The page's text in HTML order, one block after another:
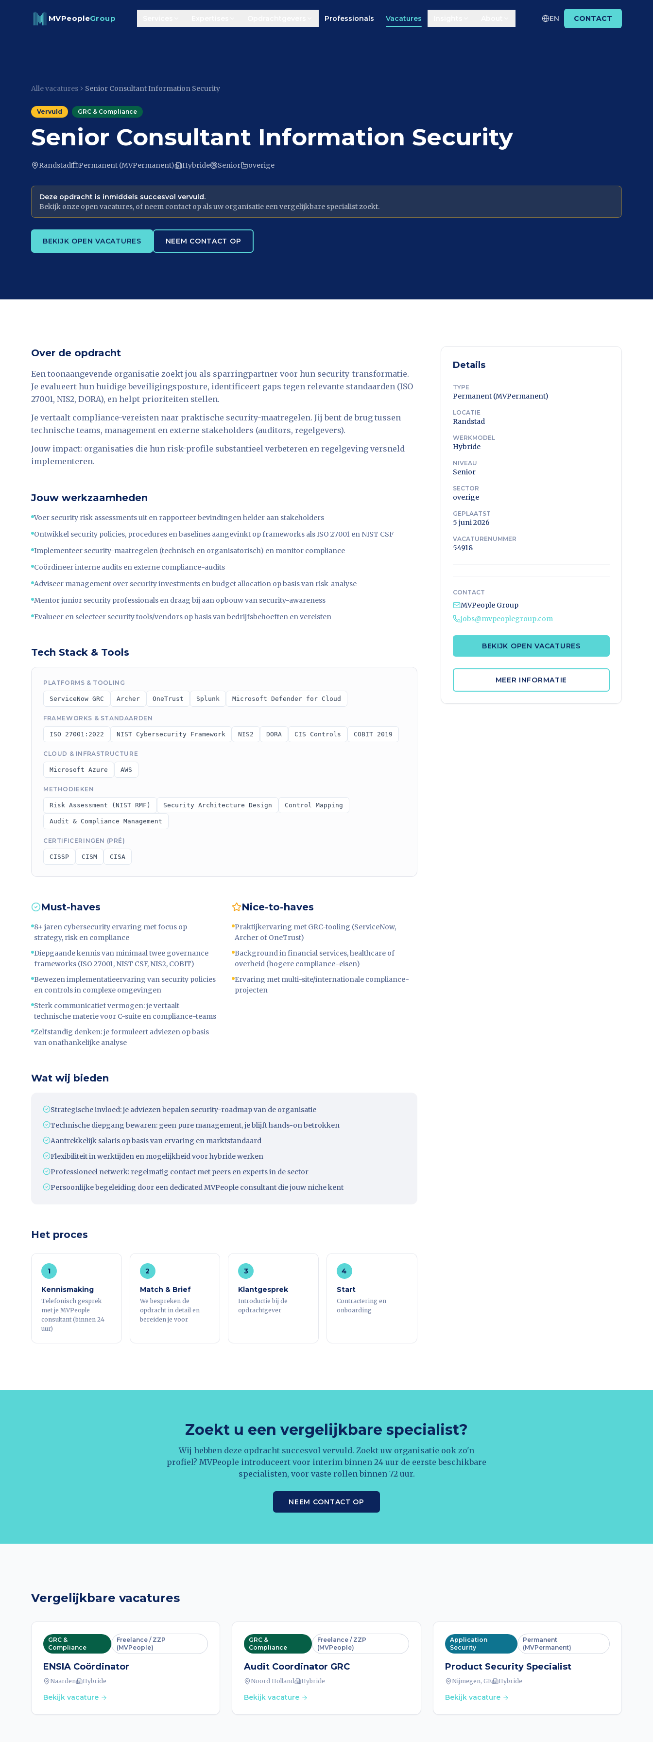
MVPeopleGroup Professionals Vacatures EN CONTACT
Alle vacatures Senior Consultant Information Security
Vervuld GRC & Compliance
Senior Consultant Information Security
Randstad Permanent (MVPermanent) Hybride Senior overige
Deze opdracht is inmiddels succesvol vervuld.
Bekijk onze open vacatures, of neem contact op als uw organisatie een vergelijkbare specialist zoekt.
BEKIJK OPEN VACATURES NEEM CONTACT OP
Over de opdracht
Een toonaangevende organisatie zoekt jou als sparringpartner voor hun security-transformatie.
Je evalueert hun huidige beveiligingsposture, identificeert gaps tegen relevante standaarden (ISO
27001, NIS2, DORA), en helpt prioriteiten stellen.
Je vertaalt compliance-vereisten naar praktische security-maatregelen. Jij bent de brug tussen
technische teams, management en externe stakeholders (auditors, regelgevers).
Jouw impact: organisaties die hun risk-profile substantieel verbeteren en regelgeving versneld
implementeren.
Jouw werkzaamheden
Voer security risk assessments uit en rapporteer bevindingen helder aan stakeholders
Ontwikkel security policies, procedures en baselines aangevinkt op frameworks als ISO 27001 en NIST CSF
Implementeer security-maatregelen (technisch en organisatorisch) en monitor compliance
Coördineer interne audits en externe compliance-audits
Adviseer management over security investments en budget allocation op basis van risk-analyse
Mentor junior security professionals en draag bij aan opbouw van security-awareness
Evalueer en selecteer security tools/vendors op basis van bedrijfsbehoeften en vereisten
Tech Stack & Tools
PLATFORMS & TOOLING
ServiceNow GRC Archer OneTrust Splunk Microsoft Defender for Cloud
FRAMEWORKS & STANDAARDEN
ISO 27001:2022 NIST Cybersecurity Framework NIS2 DORA CIS Controls COBIT 2019
CLOUD & INFRASTRUCTURE
Microsoft Azure AWS
METHODIEKEN
Risk Assessment (NIST RMF) Security Architecture Design Control Mapping
Audit & Compliance Management
CERTIFICERINGEN (PRÉ)
CISSP CISM CISA
Must-haves
8+ jaren cybersecurity ervaring met focus op
strategy, risk en compliance
Diepgaande kennis van minimaal twee governance
frameworks (ISO 27001, NIST CSF, NIS2, COBIT)
Bewezen implementatieervaring van security policies
en controls in complexe omgevingen
Sterk communicatief vermogen: je vertaalt
technische materie voor C-suite en compliance-teams
Zelfstandig denken: je formuleert adviezen op basis
van onafhankelijke analyse
Nice-to-haves
Praktijkervaring met GRC-tooling (ServiceNow,
Archer of OneTrust)
Background in financial services, healthcare of
overheid (hogere compliance-eisen)
Ervaring met multi-site/internationale compliance-
projecten
Wat wij bieden
Strategische invloed: je adviezen bepalen security-roadmap van de organisatie
Technische diepgang bewaren: geen pure management, je blijft hands-on betrokken
Aantrekkelijk salaris op basis van ervaring en marktstandaard
Flexibiliteit in werktijden en mogelijkheid voor hybride werken
Professioneel netwerk: regelmatig contact met peers en experts in de sector
Persoonlijke begeleiding door een dedicated MVPeople consultant die jouw niche kent
Het proces
1
Kennismaking
Telefonisch gesprek
met je MVPeople
consultant (binnen 24
uur)
2
Match & Brief
We bespreken de
opdracht in detail en
bereiden je voor
3
Klantgesprek
Introductie bij de
opdrachtgever
4
Start
Contractering en
onboarding
Details
TYPE
Permanent (MVPermanent)
LOCATIE
Randstad
WERKMODEL
Hybride
NIVEAU
Senior
SECTOR
overige
GEPLAATST
5 juni 2026
VACATURENUMMER
54918
CONTACT
MVPeople Group
jobs@mvpeoplegroup.com
BEKIJK OPEN VACATURES
MEER INFORMATIE
Zoekt u een vergelijkbare specialist?
Wij hebben deze opdracht succesvol vervuld. Zoekt uw organisatie ook zo'n
profiel? MVPeople introduceert voor interim binnen 24 uur de eerste beschikbare
specialisten, voor vaste rollen binnen 72 uur.
NEEM CONTACT OP
Vergelijkbare vacatures
GRC &
Compliance
Freelance / ZZP
(MVPeople)
ENSIA Coördinator
Naarden Hybride
Bekijk vacature
GRC &
Compliance
Freelance / ZZP
(MVPeople)
Audit Coordinator GRC
Noord Holland Hybride
Bekijk vacature
Application
Security
Permanent
(MVPermanent)
Product Security Specialist
Nijmegen, GE Hybride
Bekijk vacature